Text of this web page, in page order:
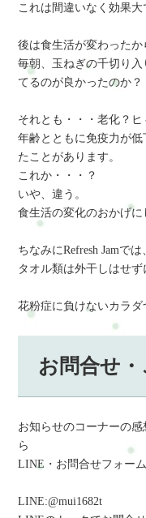
これは間違いなく効果大
後は食生活が変わったか
毎朝、玉ねぎの千切り
てるのが良かったのか？
それとも・・・老化？ヒ
年齢とともに免疫力が
たことがあります。
これか・・・？
いや、違う。
食生活の変化のおかげ
ちなみにRefresh Jamで
タオル類は外干しはせ
花粉症に負けないカラ
お問合せ
お知らせのコーナーの
ら
LINE・お問合せフォー
LINE:@mui1682t